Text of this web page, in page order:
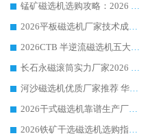
锰矿磁选机选购攻略：2026 年靠谱厂家对比与避坑指南
2026平板磁选机厂家技术成熟口碑稳定推荐榜：华体会手机网页版-华体会(中国) 厂家
2026CTB 半逆流磁选机五大排行 实力厂家华体会手机网页版-华体会(中国) 领跑行业
长石永磁滚筒实力厂家2026 华体会手机网页版-华体会(中国) 深耕磁电领域品质可靠
河沙磁选机优质厂家推荐 华体会手机网页版-华体会(中国) 获实力与口碑企业
2026干式磁选机靠谱生产厂家参考：华体会手机网页版-华体会(中国) 多款设备适配多行业选矿需求
2026铁矿干选磁选机选购指南，众多矿山用户青睐华体会手机网页版-华体会(中国) 源头厂家